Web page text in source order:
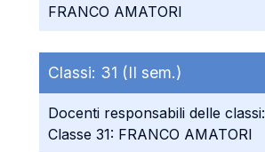
FRANCO AMATORI
Classi: 31 (II sem.)
Docenti responsabili delle classi:
Classe 31: FRANCO AMATORI